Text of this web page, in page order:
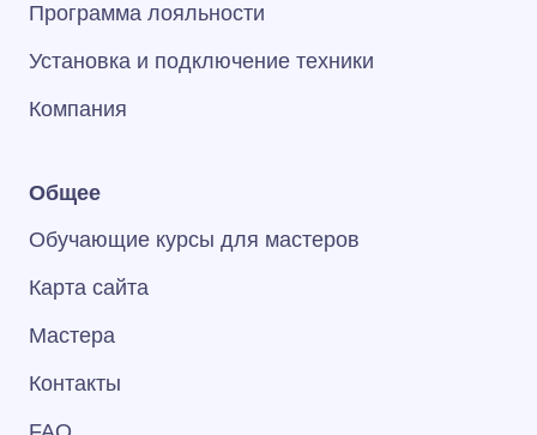
Программа лояльности
Установка и подключение техники
Компания
Общее
Обучающие курсы для мастеров
Карта сайта
Мастера
Контакты